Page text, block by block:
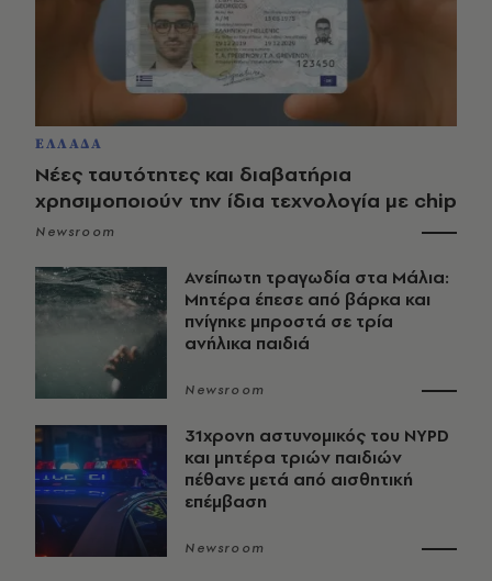
ΕΛΛΑΔΑ
Νέες ταυτότητες και διαβατήρια
χρησιμοποιούν την ίδια τεχνολογία με chip
Newsroom
Ανείπωτη τραγωδία στα Μάλια:
Μητέρα έπεσε από βάρκα και
πνίγηκε μπροστά σε τρία
ανήλικα παιδιά
Newsroom
31χρονη αστυνομικός του NYPD
και μητέρα τριών παιδιών
πέθανε μετά από αισθητική
επέμβαση
Newsroom